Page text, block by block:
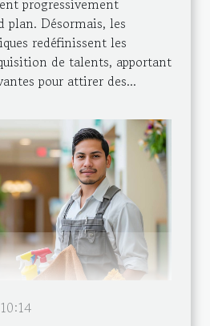
progressivement
plan. Désormais, les
redéfinissent les
de talents, apportant
pour attirer des...